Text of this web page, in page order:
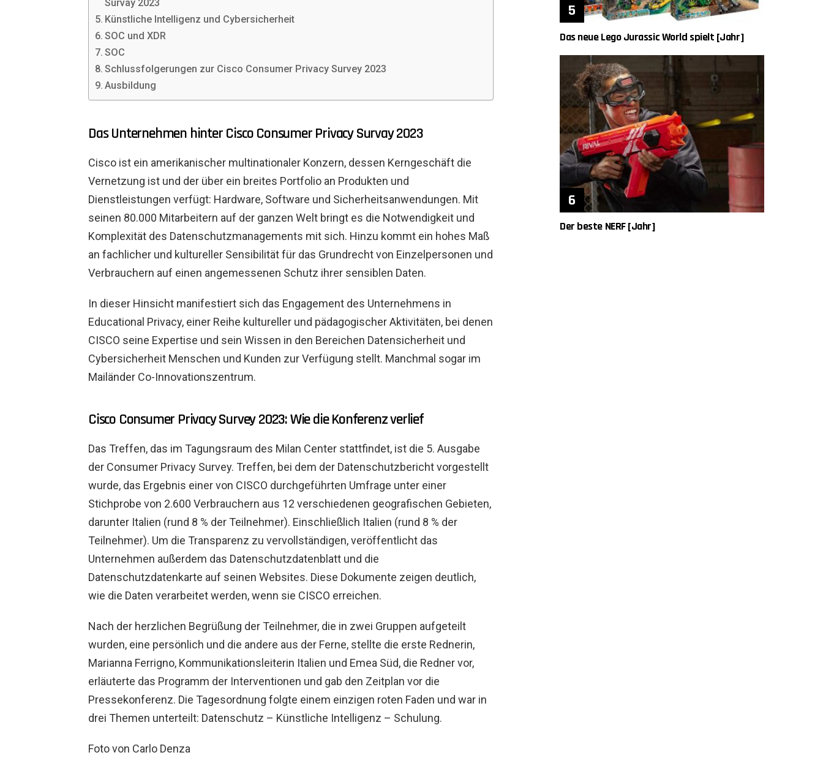
Survay 2023
Künstliche Intelligenz und Cybersicherheit
SOC und XDR
SOC
Schlussfolgerungen zur Cisco Consumer Privacy Survey 2023
Ausbildung
Das Unternehmen hinter Cisco Consumer Privacy Survay 2023
Cisco ist ein amerikanischer multinationaler Konzern, dessen Kerngeschäft die
Vernetzung ist und der über ein breites Portfolio an Produkten und
Dienstleistungen verfügt: Hardware, Software und Sicherheitsanwendungen. Mit
seinen 80.000 Mitarbeitern auf der ganzen Welt bringt es die Notwendigkeit und
Komplexität des Datenschutzmanagements mit sich. Hinzu kommt ein hohes Maß
an fachlicher und kultureller Sensibilität für das Grundrecht von Einzelpersonen und
Verbrauchern auf einen angemessenen Schutz ihrer sensiblen Daten.
In dieser Hinsicht manifestiert sich das Engagement des Unternehmens in
Educational Privacy, einer Reihe kultureller und pädagogischer Aktivitäten, bei denen
CISCO seine Expertise und sein Wissen in den Bereichen Datensicherheit und
Cybersicherheit Menschen und Kunden zur Verfügung stellt. Manchmal sogar im
Mailänder Co-Innovationszentrum.
Cisco Consumer Privacy Survey 2023: Wie die Konferenz verlief
Das Treffen, das im Tagungsraum des Milan Center stattfindet, ist die 5. Ausgabe
der Consumer Privacy Survey. Treffen, bei dem der Datenschutzbericht vorgestellt
wurde, das Ergebnis einer von CISCO durchgeführten Umfrage unter einer
Stichprobe von 2.600 Verbrauchern aus 12 verschiedenen geografischen Gebieten,
darunter Italien (rund 8 % der Teilnehmer). Einschließlich Italien (rund 8 % der
Teilnehmer). Um die Transparenz zu vervollständigen, veröffentlicht das
Unternehmen außerdem das Datenschutzdatenblatt und die
Datenschutzdatenkarte auf seinen Websites. Diese Dokumente zeigen deutlich,
wie die Daten verarbeitet werden, wenn sie CISCO erreichen.
Nach der herzlichen Begrüßung der Teilnehmer, die in zwei Gruppen aufgeteilt
wurden, eine persönlich und die andere aus der Ferne, stellte die erste Rednerin,
Marianna Ferrigno, Kommunikationsleiterin Italien und Emea Süd, die Redner vor,
erläuterte das Programm der Interventionen und gab den Zeitplan vor die
Pressekonferenz. Die Tagesordnung folgte einem einzigen roten Faden und war in
drei Themen unterteilt: Datenschutz – Künstliche Intelligenz – Schulung.
Foto von Carlo Denza
Das neue Lego Jurassic World spielt [Jahr]
Der beste NERF [Jahr]